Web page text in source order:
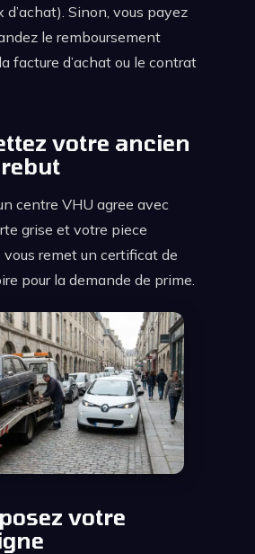
d’achat). Sinon, vous payez
le remboursement
facture d’achat ou le contrat
votre ancien
centre VHU agree avec
grise et votre piece
vous remet un certificat de
pour la demande de prime.
votre